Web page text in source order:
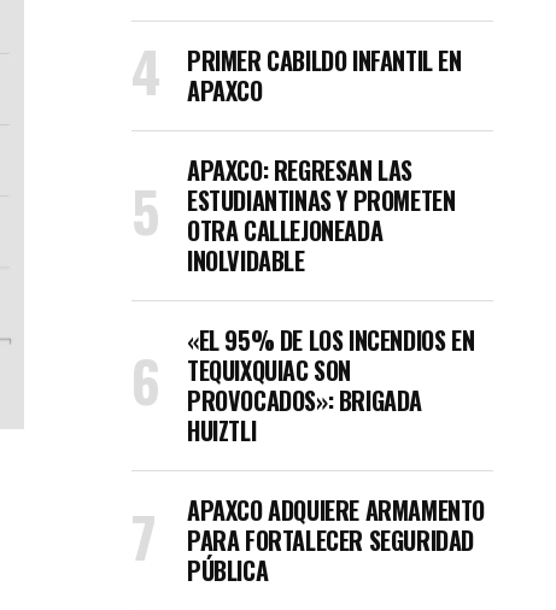
PRIMER CABILDO INFANTIL EN
APAXCO
APAXCO: REGRESAN LAS
ESTUDIANTINAS Y PROMETEN
OTRA CALLEJONEADA
INOLVIDABLE
«EL 95% DE LOS INCENDIOS EN
TEQUIXQUIAC SON
PROVOCADOS»: BRIGADA
HUIZTLI
APAXCO ADQUIERE ARMAMENTO
PARA FORTALECER SEGURIDAD
PÚBLICA